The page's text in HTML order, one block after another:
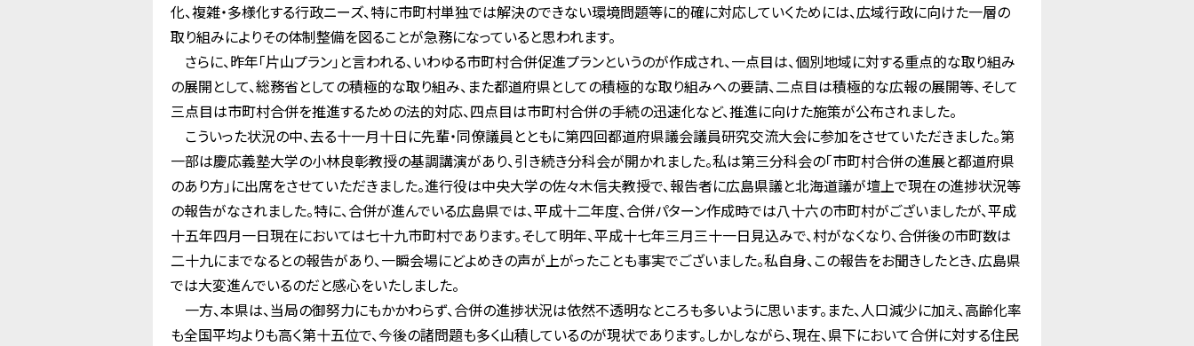
化、複雑・多様化する行政ニーズ、特に市町村単独では解決のできない環境問題等に的確に対応していくためには、広域行政に向けた一層の
取り組みによりその体制整備を図ることが急務になっていると思われます。
さらに、昨年「片山プラン」と言われる、いわゆる市町村合併促進プランというのが作成され、一点目は、個別地域に対する重点的な取り組み
の展開として、総務省としての積極的な取り組み、また都道府県としての積極的な取り組みへの要請、二点目は積極的な広報の展開等、そして
三点目は市町村合併を推進するための法的対応、四点目は市町村合併の手続の迅速化など、推進に向けた施策が公布されました。
こういった状況の中、去る十一月十日に先輩・同僚議員とともに第四回都道府県議会議員研究交流大会に参加をさせていただきました。第
一部は慶応義塾大学の小林良彰教授の基調講演があり、引き続き分科会が開かれました。私は第三分科会の「市町村合併の進展と都道府県
のあり方」に出席をさせていただきました。進行役は中央大学の佐々木信夫教授で、報告者に広島県議と北海道議が壇上で現在の進捗状況等
の報告がなされました。特に、合併が進んでいる広島県では、平成十二年度、合併パターン作成時では八十六の市町村がございましたが、平成
十五年四月一日現在においては七十九市町村であります。そして明年、平成十七年三月三十一日見込みで、村がなくなり、合併後の市町数は
二十九にまでなるとの報告があり、一瞬会場にどよめきの声が上がったことも事実でございました。私自身、この報告をお聞きしたとき、広島県
では大変進んでいるのだと感心をいたしました。
一方、本県は、当局の御努力にもかかわらず、合併の進捗状況は依然不透明なところも多いように思います。また、人口減少に加え、高齢化率
も全国平均よりも高く第十五位で、今後の諸問題も多く山積しているのが現状であります。しかしながら、現在、県下において合併に対する住民